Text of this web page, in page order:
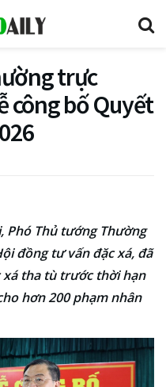
trực
công bố Quyết
Phó Thủ tướng Thường
đồng tư vấn đặc xá, đã
xá tha tù trước thời hạn
hơn 200 phạm nhân